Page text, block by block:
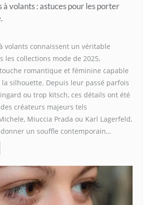
à volants : astuces pour les porter
volants connaissent un véritable
les collections mode de 2025,
romantique et féminine capable
silhouette. Depuis leur passé parfois
ou trop kitsch, ces détails ont été
créateurs majeurs tels
Miuccia Prada ou Karl Lagerfeld,
un souffle contemporain…